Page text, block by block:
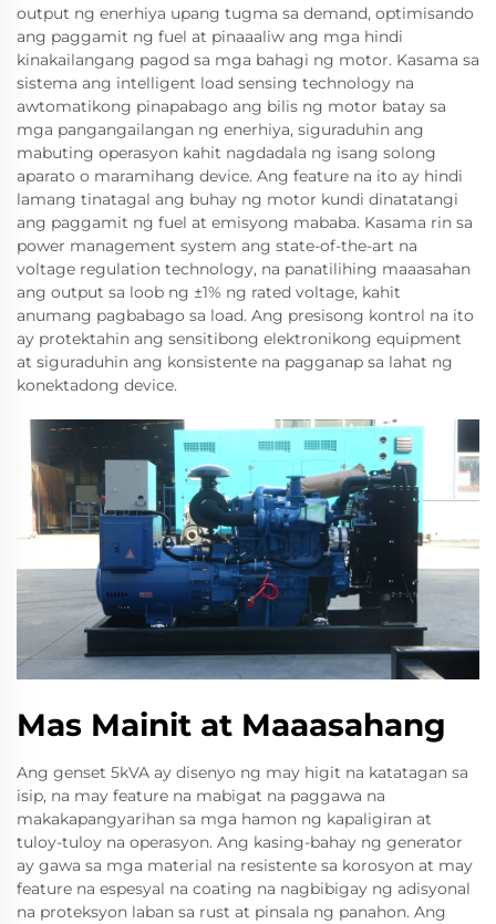
output ng enerhiya upang tugma sa demand, optimisando
ang paggamit ng fuel at pinaaaliw ang mga hindi
kinakailangang pagod sa mga bahagi ng motor. Kasama sa
sistema ang intelligent load sensing technology na
awtomatikong pinapabago ang bilis ng motor batay sa
mga pangangailangan ng enerhiya, siguraduhin ang
mabuting operasyon kahit nagdadala ng isang solong
aparato o maramihang device. Ang feature na ito ay hindi
lamang tinatagal ang buhay ng motor kundi dinatatangi
ang paggamit ng fuel at emisyong mababa. Kasama rin sa
power management system ang state-of-the-art na
voltage regulation technology, na panatilihing maaasahan
ang output sa loob ng ±1% ng rated voltage, kahit
anumang pagbabago sa load. Ang presisong kontrol na ito
ay protektahin ang sensitibong elektronikong equipment
at siguraduhin ang konsistente na pagganap sa lahat ng
konektadong device.
Mas Mainit at Maaasahang
Ang genset 5kVA ay disenyo ng may higit na katatagan sa
isip, na may feature na mabigat na paggawa na
makakapangyarihan sa mga hamon ng kapaligiran at
tuloy-tuloy na operasyon. Ang kasing-bahay ng generator
ay gawa sa mga material na resistente sa korosyon at may
feature na espesyal na coating na nagbibigay ng adisyonal
na proteksyon laban sa rust at pinsala ng panahon. Ang